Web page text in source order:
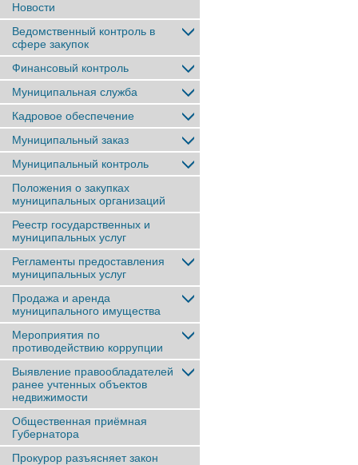
Новости
Ведомственный контроль в
сфере закупок
Финансовый контроль
Муниципальная служба
Кадровое обеспечение
Муниципальный заказ
Муниципальный контроль
Положения о закупках
муниципальных организаций
Реестр государственных и
муниципальных услуг
Регламенты предоставления
муниципальных услуг
Продажа и аренда
муниципального имущества
Мероприятия по
противодействию коррупции
Выявление правообладателей
ранее учтенныx объектов
недвижимости
Общественная приёмная
Губернатора
Прокурор разъясняет закон